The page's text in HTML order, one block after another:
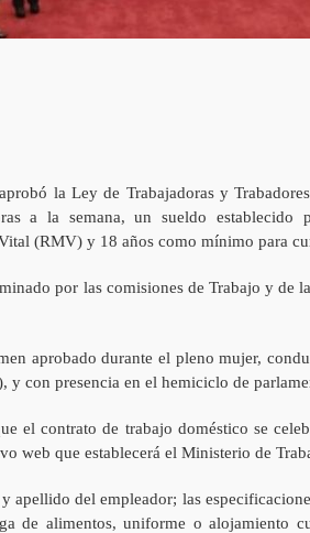
la Ley de Trabajadoras y
a la semana, un sueldo
(RMV) y 18 años como mínimo para
por las comisiones de Trabajo y de
aprobado durante el pleno mujer,
y con presencia en el hemiciclo de
el contrato de trabajo doméstico se
web que establecerá el Ministerio de
apellido del empleador; las
de alimentos, uniforme o alojamiento